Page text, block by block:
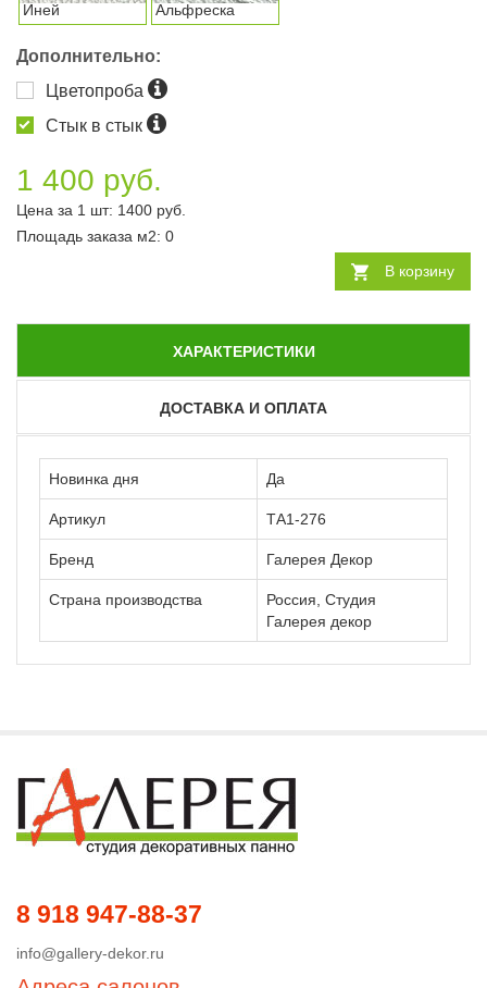
Иней Альфреска
Дополнительно:
Цветопроба
Стык в стык
1 400 руб.
Цена за 1 шт: 1400 руб.
Площадь заказа м2: 0
В корзину
ХАРАКТЕРИСТИКИ
ДОСТАВКА И ОПЛАТА
Новинка дня Да
Артикул ТА1-276
Бренд Галерея Декор
Страна производства
Россия, Студия
Галерея декор
8 918 947-88-37
info@gallery-dekor.ru